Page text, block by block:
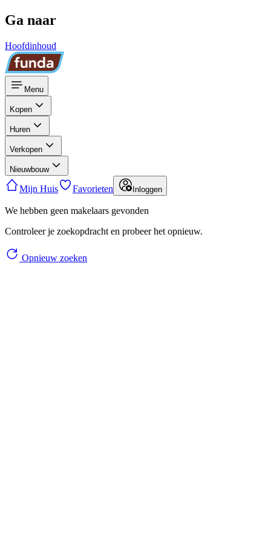
Ga naar
Hoofdinhoud
Menu
Kopen
Huren
Verkopen
Nieuwbouw
Mijn Huis Favorieten Inloggen
We hebben geen makelaars gevonden
Controleer je zoekopdracht en probeer het opnieuw.
Opnieuw zoeken